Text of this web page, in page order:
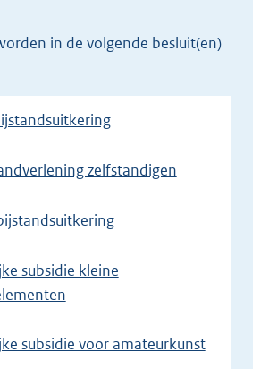
zelfstandigen
subsidie kleine
subsidie voor amateurkunst